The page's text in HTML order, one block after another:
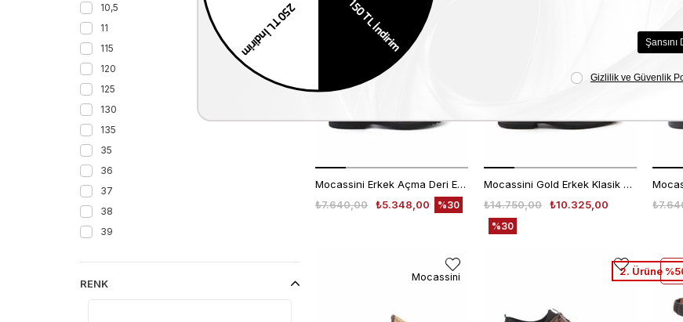
10,5
11
115
120
125
130
135
35
36
37
38
39
RENK
Mocassini Erkek Açma Deri Eva Taban Kahverengi Günlük Ayakkabı
₺5.348,00
₺7.640,00 %30
2. Ürüne %50 Net İndirim Mocassini
Mocassini Gold Erkek Klasik Ayakkabı 50265​​​​​​​
₺10.325,00
₺14.750,00
%30
2. Ürüne
Mocassini 2. Ürüne